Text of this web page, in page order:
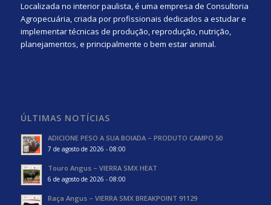
Localizada no interior paulista, é uma empresa de Consultoria
Agropecuária, criada por profissionais dedicados a estudar e
implementar técnicas de produção, reprodução, nutrição,
planejamentos, e principalmente o bem estar animal.
ÚLTIMAS NOTÍCIAS
ADICIONE PESO A SUA BOIADA – PRODUTO CAMPO 50
7 de agosto de 2026 - 08:00
Touro Angus – VIERRA SMX HEAT
6 de agosto de 2026 - 08:00
Raça Angus – VIERRA SMX BREAKPOINT 91129